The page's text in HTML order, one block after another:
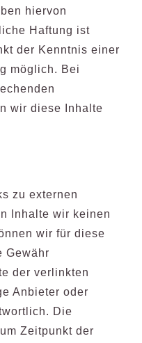
hiervon
Haftung ist
der Kenntnis einer
möglich. Bei
wir diese Inhalte
zu externen
Inhalte wir keinen
wir für diese
Gewähr
der verlinkten
Anbieter oder
Die
Zeitpunkt der